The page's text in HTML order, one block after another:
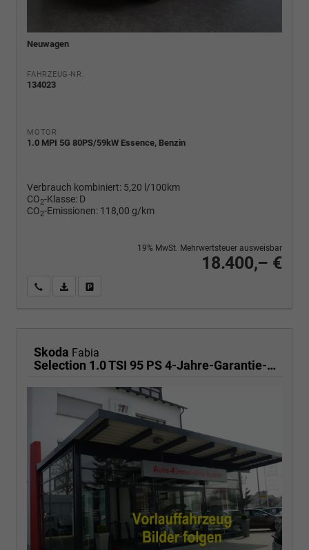
Neuwagen
FAHRZEUG-NR.
134023
MOTOR
1.0 MPI 5G 80PS/59kW Essence, Benzin
Verbrauch kombiniert: 5,20 l/100km
CO2-Klasse: D
CO2-Emissionen: 118,00 g/km
18.400,– €
19% MwSt. Mehrwertsteuer ausweisbar
Wir rufen Sie anPDF-Fahrzeugexposé drucken
Skoda Fabia
Selection 1.0 TSI 95 PS 4-Jahre-Garantie-AppleCarPlay-AndroidAuto-LED-PDC-Sitzheizung-DAB-Klima